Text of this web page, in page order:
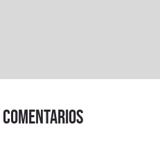
Comentarios